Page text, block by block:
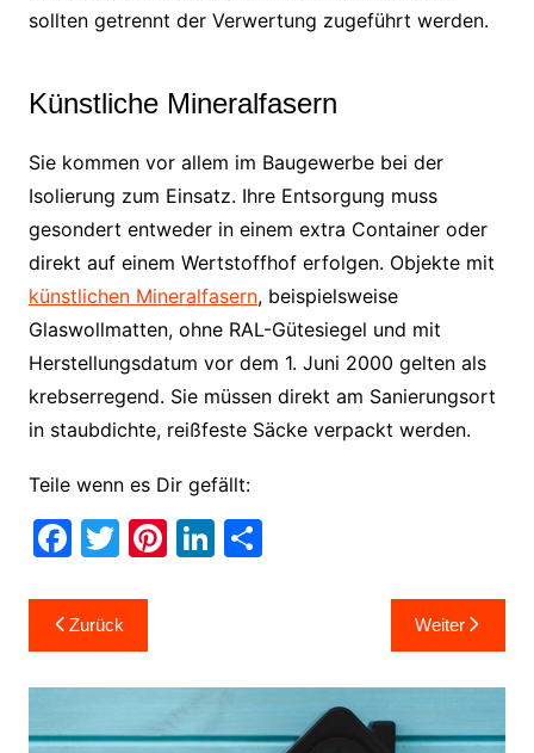
sollten getrennt der Verwertung zugeführt werden.
Künstliche Mineralfasern
Sie kommen vor allem im Baugewerbe bei der
Isolierung zum Einsatz. Ihre Entsorgung muss
gesondert entweder in einem extra Container oder
direkt auf einem Wertstoffhof erfolgen. Objekte mit
künstlichen Mineralfasern, beispielsweise
Glaswollmatten, ohne RAL-Gütesiegel und mit
Herstellungsdatum vor dem 1. Juni 2000 gelten als
krebserregend. Sie müssen direkt am Sanierungsort
in staubdichte, reißfeste Säcke verpackt werden.
Teile wenn es Dir gefällt:
F
c
e
b
o
T
itt
er
Pi
st
Li
dI
n
T
Beitragsnavigation
Zurück Weiter